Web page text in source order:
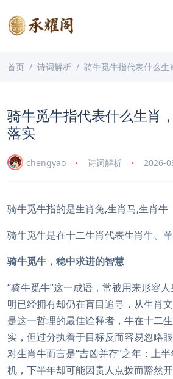
首页 诗词解析 骑牛觅牛指代表什么生肖
骑牛觅牛指代表什么生肖
落实
chengyao 诗词解析 2026-
骑牛觅牛指的是生肖兔,生肖马,生肖牛
骑牛觅牛是在十二生肖代表生肖牛、
骑牛觅牛，稳中求进的智慧
“骑牛觅牛”这一成语，常被用来形容
明已经拥有却仍在盲目追寻，从生肖
是这一哲理的最佳诠释者，牛在十二
实，但过分执着于目标反而容易忽略
对生肖牛而言是“吉凶并存”之年：上
机，下半年却可能因贵人点拨而豁然开